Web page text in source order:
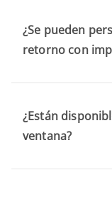
¿Se pueden
retorno con
¿Están
ventana?